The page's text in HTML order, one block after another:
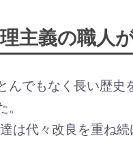
主義の職人
でもなく長い歴
は代々改良を重ね